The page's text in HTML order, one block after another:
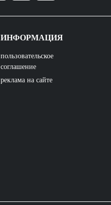
ИНФОРМАЦИЯ
пользовательское
соглашение
реклама на сайте